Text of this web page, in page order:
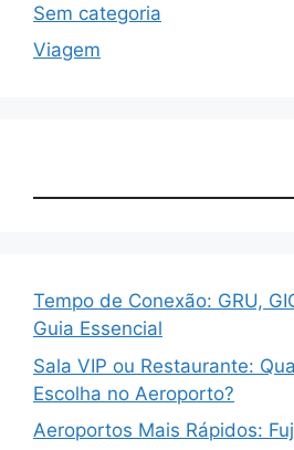
Sem categoria
Viagem
Tempo de Conexão: GRU,
Guia Essencial
Sala VIP ou Restaurante:
Escolha no Aeroporto?
Aeroportos Mais Rápidos: